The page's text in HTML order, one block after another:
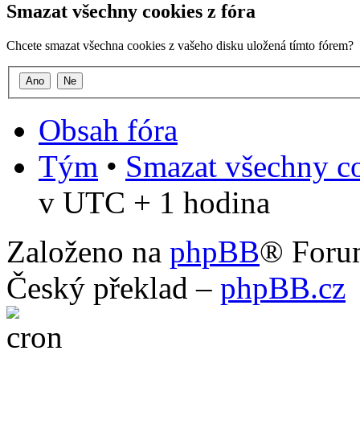
Smazat všechny cookies z fóra
Chcete smazat všechna cookies z vašeho disku uložená tímto fórem?
Obsah fóra
Tým • Smazat všechny
v UTC + 1 hodina
Založeno na phpBB®
Český překlad – phpBB.cz